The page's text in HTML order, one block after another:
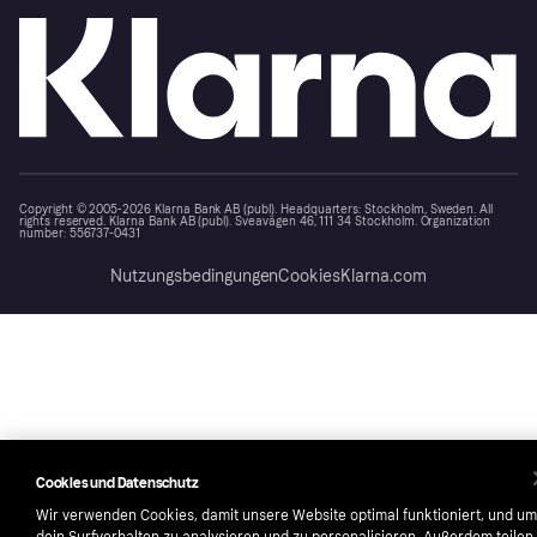
Copyright © 2005-2026 Klarna Bank AB (publ). Headquarters: Stockholm, Sweden. All
rights reserved. Klarna Bank AB (publ). Sveavägen 46, 111 34 Stockholm. Organization
number: 556737-0431
NutzungsbedingungenCookiesKlarna.com
Cookies und Datenschutz
Wir verwenden Cookies, damit unsere Website optimal funktioniert, und um